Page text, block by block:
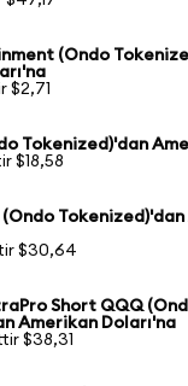
(Ondo
$2,71
Tokenized)'dan
$18,58
$30,64
Short QQQ
Amerikan Doları'na
$38,31